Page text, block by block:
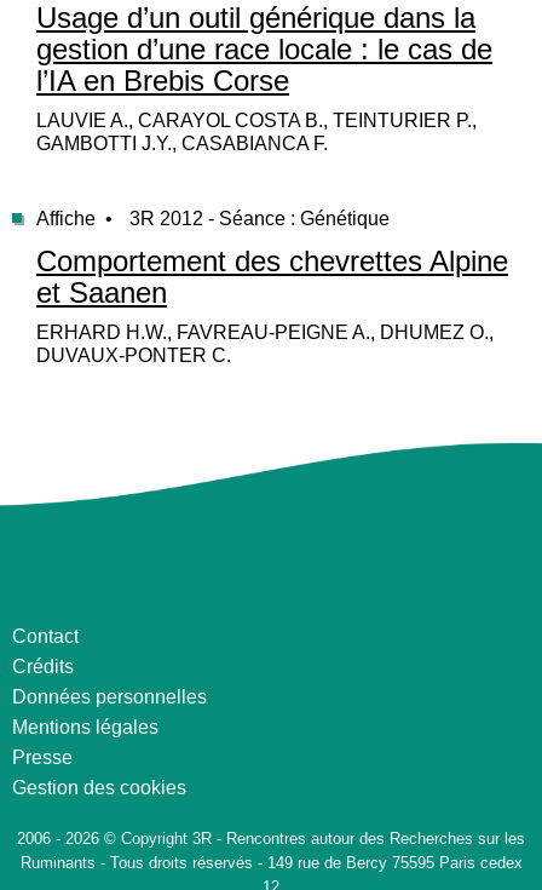
Usage d’un outil générique dans la
gestion d’une race locale : le cas de
l’IA en Brebis Corse
LAUVIE A., CARAYOL COSTA B., TEINTURIER P.,
GAMBOTTI J.Y., CASABIANCA F.
Affiche • 3R 2012 - Séance : Génétique
Comportement des chevrettes Alpine
et Saanen
ERHARD H.W., FAVREAU-PEIGNE A., DHUMEZ O.,
DUVAUX-PONTER C.
Contact
Crédits
Données personnelles
Mentions légales
Presse
Gestion des cookies
2006 - 2026 © Copyright 3R - Rencontres autour des Recherches sur les
Ruminants - Tous droits réservés - 149 rue de Bercy 75595 Paris cedex